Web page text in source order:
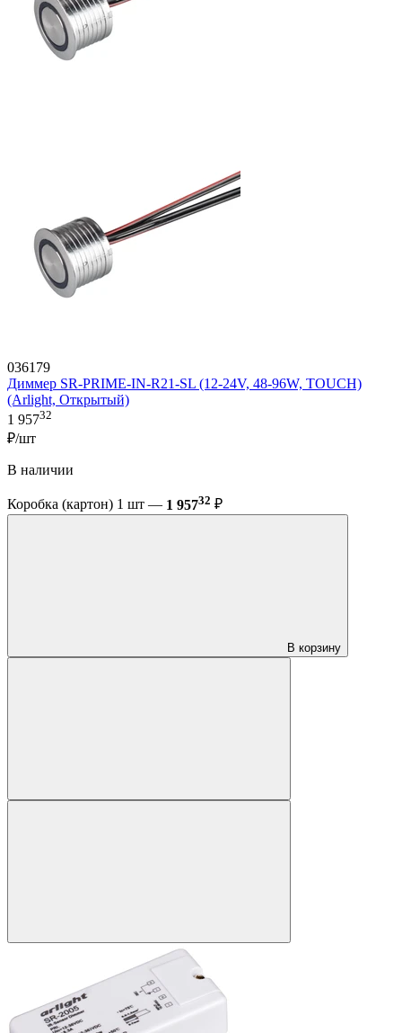
036179
Диммер SR-PRIME-IN-R21-SL (12-24V, 48-96W, TOUCH)
(Arlight, Открытый)
1 95732
₽/шт
В наличии
Коробка (картон) 1 шт — 1 95732 ₽
В корзину